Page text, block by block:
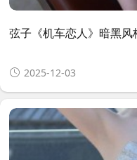
弦子《机车恋人》暗黑
2025-12-03